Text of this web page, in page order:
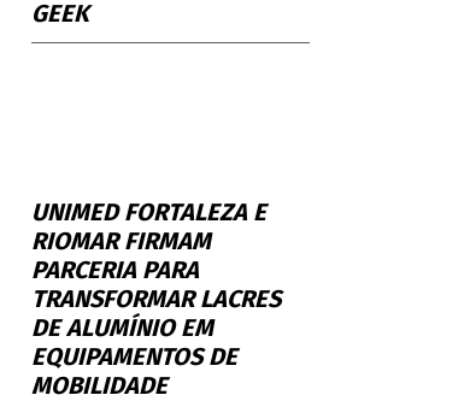
GEEK
UNIMED FORTALEZA E
RIOMAR FIRMAM
PARCERIA PARA
TRANSFORMAR LACRES
DE ALUMÍNIO EM
EQUIPAMENTOS DE
MOBILIDADE